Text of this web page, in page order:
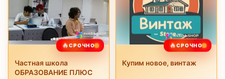
🔥СРОЧНО
Частная школа
ОБРАЗОВАНИЕ ПЛЮС
🔥СРОЧНО
Купим новое, винтаж